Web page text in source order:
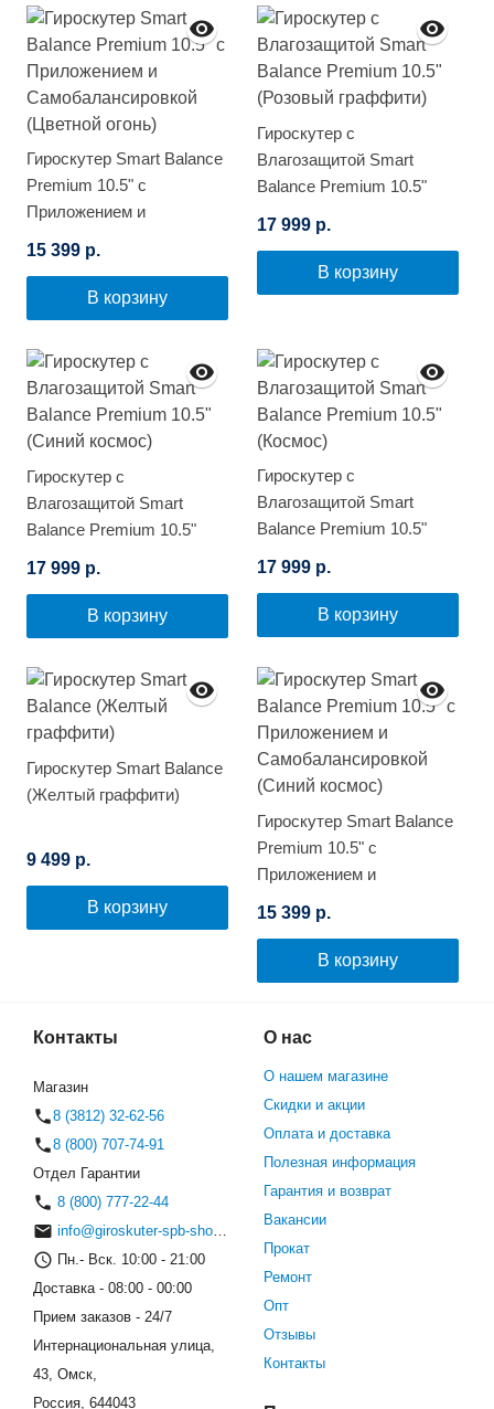
Гироскутер Smart Balance
Premium 10.5" с
Приложением и
(Цветной огонь)
15 399 р.
В корзину
Гироскутер с
Влагозащитой Smart
Balance Premium 10.5"
17 999 р.
В корзину
Гироскутер с
Влагозащитой Smart
Balance Premium 10.5"
17 999 р.
В корзину
Гироскутер с
Влагозащитой Smart
Balance Premium 10.5"
17 999 р.
В корзину
Гироскутер Smart Balance
(Желтый граффити)
9 499 р.
В корзину
Гироскутер Smart Balance
Premium 10.5" с
Приложением и
(Синий космос)
15 399 р.
В корзину
Контакты
Магазин
8 (3812) 32-62-56
8 (800) 707-74-91
Отдел Гарантии
8 (800) 777-22-44
info@giroskuter-spb-shop.ru
Пн.- Вск. 10:00 - 21:00
Доставка - 08:00 - 00:00
Прием заказов - 24/7
Интернациональная улица,
43, Омск,
Россия, 644043
О нас
О нашем магазине
Скидки и акции
Оплата и доставка
Полезная информация
Гарантия и возврат
Вакансии
Прокат
Ремонт
Опт
Отзывы
Контакты